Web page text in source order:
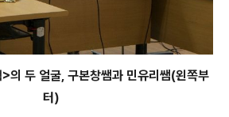
두 얼굴, 구본창쌤과 민유리쌤(왼쪽부
터)